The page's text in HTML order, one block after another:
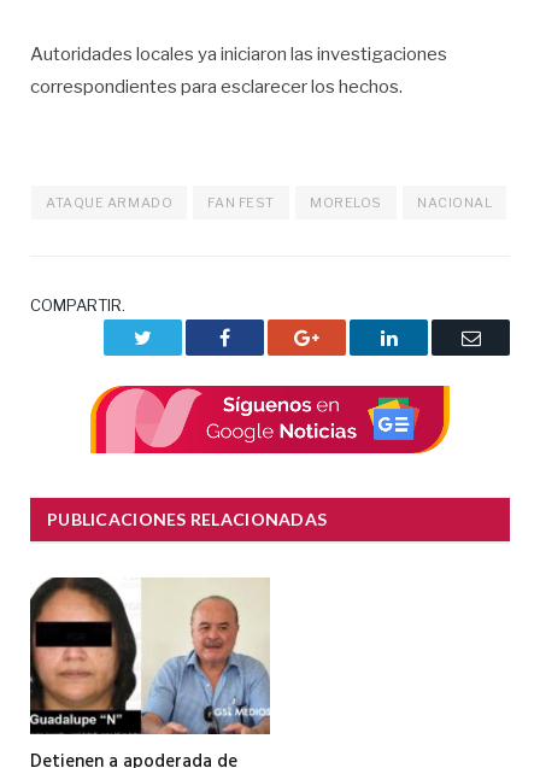
Autoridades locales ya iniciaron las investigaciones
correspondientes para esclarecer los hechos.
ATAQUE ARMADO FAN FEST MORELOS NACIONAL
COMPARTIR.
Facebook Google+ LinkedIn
Correo
PUBLICACIONES RELACIONADAS